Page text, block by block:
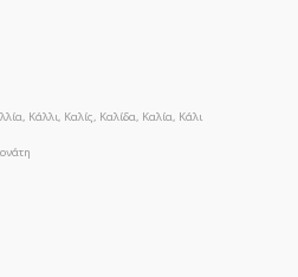
Κάλλι, Καλίς, Καλίδα, Καλία, Κάλι